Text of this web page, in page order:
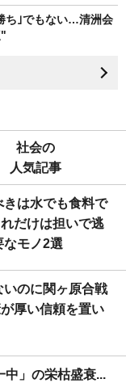
ち｣でもない…清洲会
社会の
人気記事
は水でも食料で
だけは担いで逃
なモノ2選
のに関ヶ原合戦
厚い信頼を置い
中」の栄枯盛衰...